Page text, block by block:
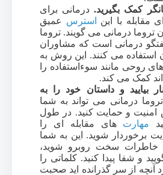
کمک بگیرید.درمانی برای
مقابله با این
استرس عمیق
تروما درمانی می گویند. تروما
درمانی است که مشاوران
استفاده می کنند. این روش به
روحی مانند سوءاستفاده را
کمک می کند.
بیایید و داستان خود را به
درمانی می تواند به شما
و حمایت کنید. در طول
مهارت های مقابله ای را
برخوردار شوید. این به شما
سخت روبرو شوید،
و شفا پیدا کنید. کلماتی را
آنچه از سر گذرانده اید صحبت